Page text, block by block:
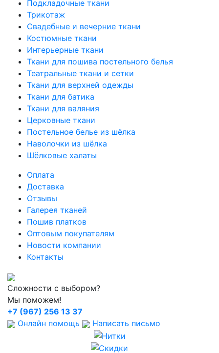
Подкладочные ткани
Трикотаж
Свадебные и вечерние ткани
Костюмные ткани
Интерьерные ткани
Ткани для пошива постельного белья
Театральные ткани и сетки
Ткани для верхней одежды
Ткани для батика
Ткани для валяния
Церковные ткани
Постельное белье из шёлка
Наволочки из шёлка
Шёлковые халаты
Оплата
Доставка
Отзывы
Галерея тканей
Пошив платков
Оптовым покупателям
Новости компании
Контакты
Сложности с выбором?
Мы поможем!
+7 (967) 256 13 37
Онлайн помощь
Написать письмо